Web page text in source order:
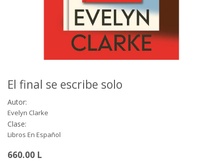
El final se escribe solo
Autor:
Evelyn Clarke
Clase:
Libros En Español
660.00 L